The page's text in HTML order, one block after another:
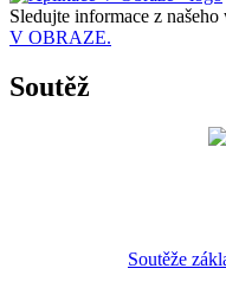
Sledujte informace z našeho
V OBRAZE.
Soutěž
Soutěže